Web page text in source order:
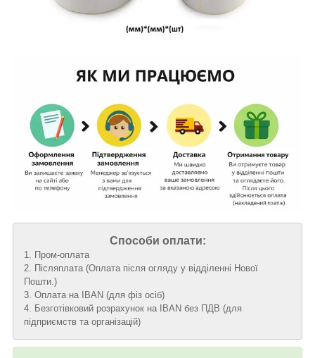
Способи оплати:
1. Пром-оплата
2. Післяплата (Оплата після огляду у відділенні Нової
Пошти.)
3. Оплата на IBAN (для фіз осіб)
4. Безготівковий розрахунок на IBAN без ПДВ (для
підприємств та організацій)